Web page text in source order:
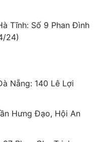
Tĩnh: Số 9 Phan Đình
24)
Nẵng: 140 Lê Lợi
Hưng Đạo, Hội An